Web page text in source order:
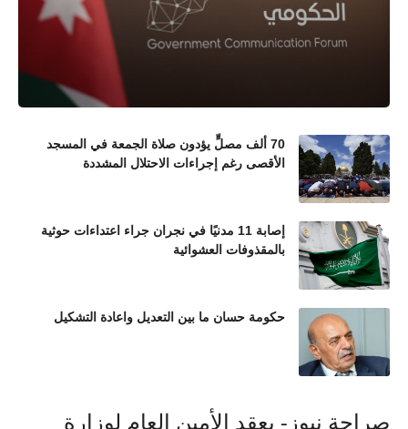
70 ألف مصلٍّ يؤدون صلاة الجمعة في المسجد
الأقصى رغم إجراءات الاحتلال المشددة
إصابة 11 مدنيًا في نجران جراء اعتداءات حوثية
بالمقذوفات العشوائية
حكومة حسان ما بين التعديل واعادة التشكيل
صراحة نيوز- يعقد الأمين العام لوزارة